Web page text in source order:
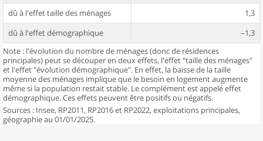
dû à l'effet taille des ménages
1,3
dû à l'effet démographique
–1,3
Note : l'évolution du nombre de ménages (donc de résidences
principales) peut se découper en deux effets, l'effet "taille des ménages"
et l'effet "évolution démographique". En effet, la baisse de la taille
moyenne des ménages implique que le besoin en logement augmente
même si la population restait stable. Le complément est appelé effet
démographique. Ces effets peuvent être positifs ou négatifs.
Sources : Insee, RP2011, RP2016 et RP2022, exploitations principales,
géographie au 01/01/2025.